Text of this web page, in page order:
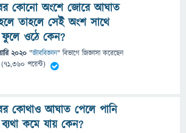
কোনো অংশে জোরে আঘাত
তাহলে সেই অংশ সাথে
ফুলে ওঠে কেন?
2020 "জীববিজ্ঞান" বিভাগে জিজ্ঞাসাকরেছেন
(71,360 পয়েন্ট)
কোথাও আঘাত পেলে পানি
কমে যায় কেন?